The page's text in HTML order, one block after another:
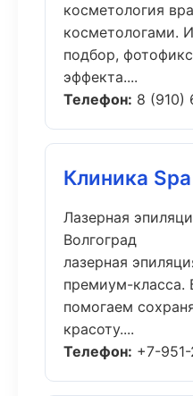
косметология
косметологами.
подбор,
эффекта....
Телефон: 8 (910)
Клиника
Лазерная
Волгоград
лазерная
премиум-класса.
помогаем
красоту....
Телефон: +7-